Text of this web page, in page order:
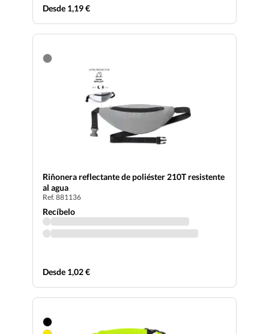
Desde 1,19 €
Riñonera reflectante de poliéster 210T resistente
al agua
Ref. 881136
Recíbelo
Desde 1,02 €